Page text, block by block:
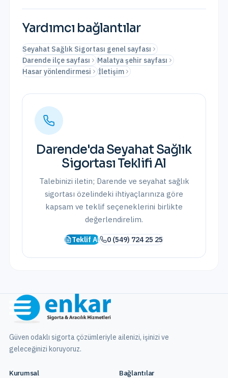
Yardımcı bağlantılar
Seyahat Sağlık Sigortası genel sayfası
Darende ilçe sayfası
Malatya şehir sayfası
Hasar yönlendirmesi
İletişim
Darende'da Seyahat Sağlık
Sigortası Teklifi Al
Talebinizi iletin; Darende ve seyahat sağlık
sigortası özelindeki ihtiyaçlarınıza göre
kapsam ve teklif seçeneklerini birlikte
değerlendirelim.
Teklif Al 0 (549) 724 25 25
Güven odaklı sigorta çözümleriyle ailenizi, işinizi ve
geleceğinizi koruyoruz.
Kurumsal
Bağlantılar